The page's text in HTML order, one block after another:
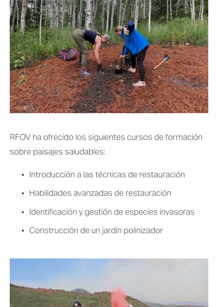
RFOV ha ofrecido los siguientes cursos de formación
sobre paisajes saludables:
Introducción a las técnicas de restauración
Habilidades avanzadas de restauración
Identificación y gestión de especies invasoras
Construcción de un jardín polinizador